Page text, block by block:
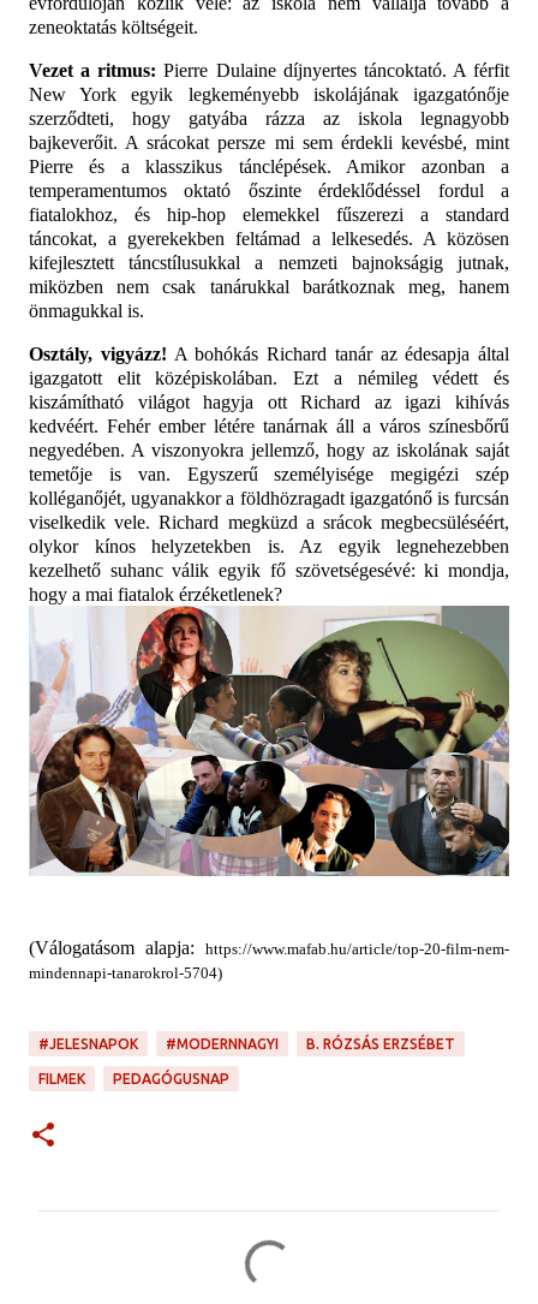
zeneoktatás költségeit.
Vezet a ritmus: Pierre Dulaine díjnyertes táncoktató. A férfit
New York egyik legkeményebb iskolájának igazgatónője
szerződteti, hogy gatyába rázza az iskola legnagyobb
bajkeverőit. A srácokat persze mi sem érdekli kevésbé, mint
Pierre és a klasszikus tánclépések. Amikor azonban a
temperamentumos oktató őszinte érdeklődéssel fordul a
fiatalokhoz, és hip-hop elemekkel fűszerezi a standard
táncokat, a gyerekekben feltámad a lelkesedés. A közösen
kifejlesztett táncstílusukkal a nemzeti bajnokságig jutnak,
miközben nem csak tanárukkal barátkoznak meg, hanem
önmagukkal is.
Osztály, vigyázz! A bohókás Richard tanár az édesapja által
igazgatott elit középiskolában. Ezt a némileg védett és
kiszámítható világot hagyja ott Richard az igazi kihívás
kedvéért. Fehér ember létére tanárnak áll a város színesbőrű
negyedében. A viszonyokra jellemző, hogy az iskolának saját
temetője is van. Egyszerű személyisége megigézi szép
kolléganőjét, ugyanakkor a földhözragadt igazgatónő is furcsán
viselkedik vele. Richard megküzd a srácok megbecsüléséért,
olykor kínos helyzetekben is. Az egyik legnehezebben
kezelhető suhanc válik egyik fő szövetségesévé: ki mondja,
hogy a mai fiatalok érzéketlenek?
(Válogatásom alapja: https://www.mafab.hu/article/top-20-film-nem-
mindennapi-tanarokrol-5704)
#JELESNAPOK #MODERNNAGYI B. RÓZSÁS ERZSÉBET
FILMEK PEDAGÓGUSNAP